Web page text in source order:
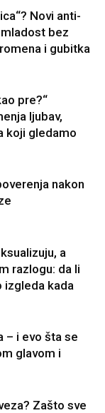
Novi anti-
bez
i gubitka
pre?“
ljubav,
koji gledamo
nakon
a
razlogu: da li
izgleda kada
– i evo šta se
glavom i
Zašto sve